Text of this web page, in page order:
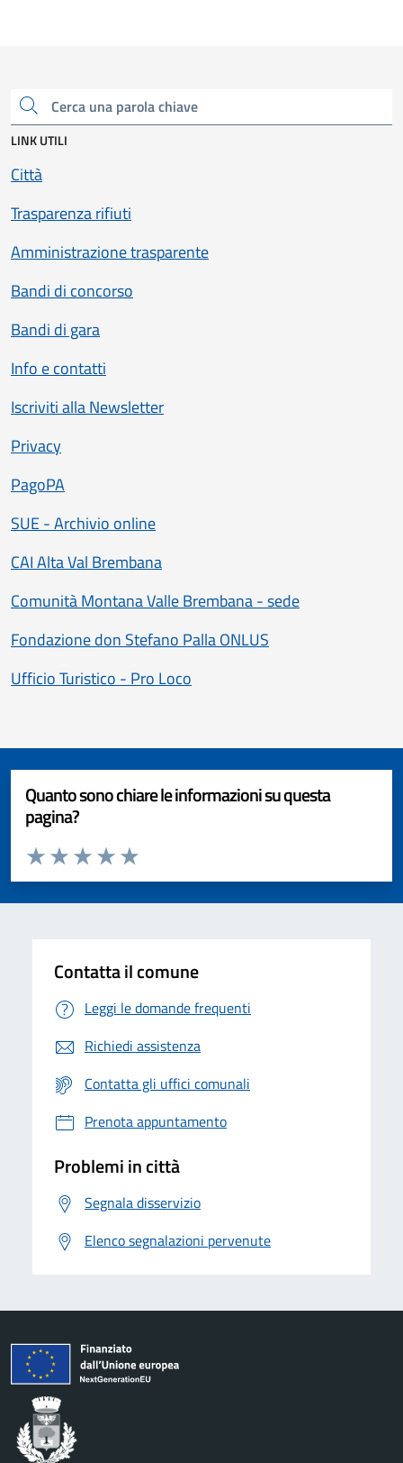
Cerca una parola chiave
LINK UTILI
Città
Trasparenza rifiuti
Amministrazione trasparente
Bandi di concorso
Bandi di gara
Info e contatti
Iscriviti alla Newsletter
Privacy
PagoPA
SUE - Archivio online
CAI Alta Val Brembana
Comunità Montana Valle Brembana - sede
Fondazione don Stefano Palla ONLUS
Ufficio Turistico - Pro Loco
Quanto sono chiare le informazioni su questa
pagina?
Valuta da 1 a 5 stelle la pagina
Contatta il comune
Leggi le domande frequenti
Richiedi assistenza
Contatta gli uffici comunali
Prenota appuntamento
Problemi in città
Segnala disservizio
Elenco segnalazioni pervenute